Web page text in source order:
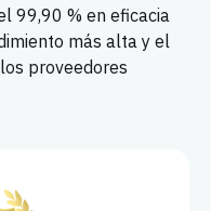
99,90 % en eficacia
más alta y el
proveedores